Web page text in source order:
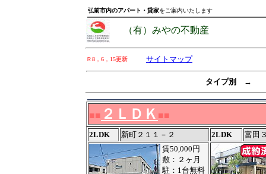
弘前市内のアパート・貸家をご案内いたします
（有）みやの不動産
Ｒ8，6，15更新 サイトマップ
タイプ別 →
■■ ２ＬＤＫ ■■
2LDK 新町２１１－２ 2LDK
富田
賃50,000円
敷：２ヶ月
駐：1台無料